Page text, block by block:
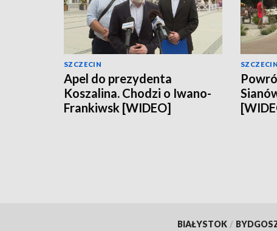
SZCZECIN
Apel do prezydenta
Koszalina. Chodzi o Iwano-
Frankiwsk [WIDEO]
SZCZECIN
BIAŁYSTOK /